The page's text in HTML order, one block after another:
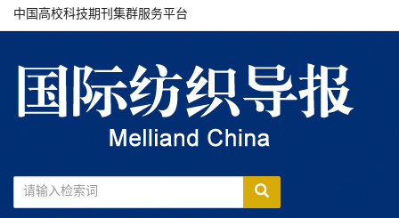
中国高校科技期刊集群服务平台